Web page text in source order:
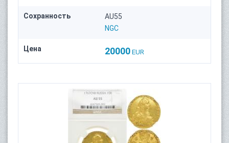
Сохранность
AU55
NGC
Цена 20000 EUR